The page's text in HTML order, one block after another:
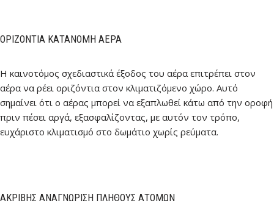
ΟΡΙΖΌΝΤΙΑ ΚΑΤΑΝΟΜΉ ΑΈΡΑ
Η καινοτόμος σχεδιαστικά έξοδος του αέρα επιτρέπει στον
αέρα να ρέει οριζόντια στον κλιματιζόμενο χώρο. Αυτό
σημαίνει ότι ο αέρας μπορεί να εξαπλωθεί κάτω από την οροφή
πριν πέσει αργά, εξασφαλίζοντας, με αυτόν τον τρόπο,
ευχάριστο κλιματισμό στο δωμάτιο χωρίς ρεύματα.
ΑΚΡΙΒΉΣ ΑΝΑΓΝΏΡΙΣΗ ΠΛΉΘΟΥΣ ΑΤΌΜΩΝ